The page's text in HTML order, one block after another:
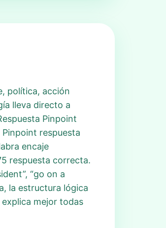
política, acción
lleva directo a
Pinpoint
respuesta
encaje
respuesta correcta.
“go on a
la estructura lógica
mejor todas